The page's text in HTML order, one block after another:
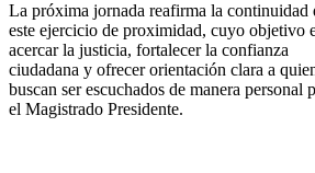
La próxima jornada reafirma la continuidad
este ejercicio de proximidad, cuyo objetivo
acercar la justicia, fortalecer la confianza
ciudadana y ofrecer orientación clara a
buscan ser escuchados de manera personal
el Magistrado Presidente.